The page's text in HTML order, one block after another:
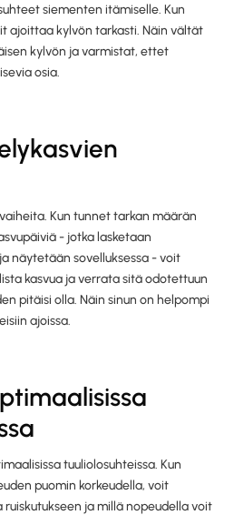
siementen itämiselle. Kun
ajoittaa kylvön tarkasti. Näin vältät
kylvön ja varmistat, ettet
osia.
Kun tunnet tarkan määrän
- jotka lasketaan
näytetään sovelluksessa - voit
kasvua ja verrata sitä odotettuun
pitäisi olla. Näin sinun on helpompi
ajoissa.
tuuliolosuhteissa. Kun
puomin korkeudella, voit
ja millä nopeudella voit